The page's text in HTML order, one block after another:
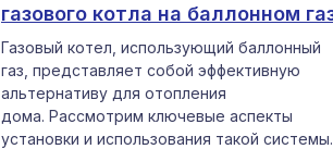
газового котла на баллонном
Газовый котел, использующий баллонный
газ, представляет собой эффективную
альтернативу для отопления
дома. Рассмотрим ключевые аспекты
установки и использования такой системы.